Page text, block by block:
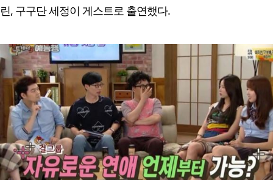
린, 구구단 세정이 게스트로 출연했다.